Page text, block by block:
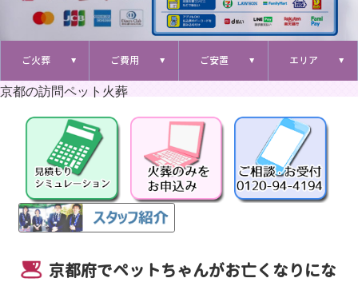
ご火葬 ご費用 ご安置 エリア
京都の訪問ペット火葬
京都府でペットちゃんがお亡くなりにな